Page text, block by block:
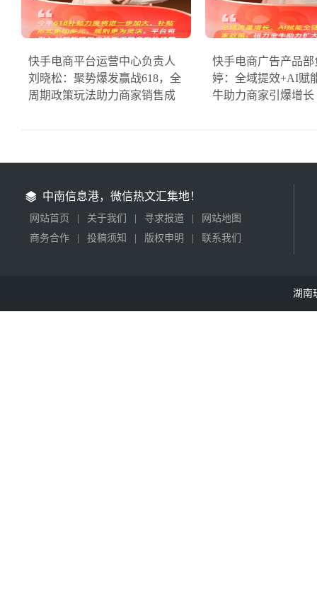
快手电商平台运营中心负责人
刘晓松：聚势爆发赢战618，全
周期政策玩法助力商家销售成
快手电商广告产品部
婷：全域提效+AI赋
牛助力商家引爆增长
中南信息港，微信热文汇集地！
网站首页 关于我们 寻求报道
网站地图
商务合作
投稿须知 版权申明 联系我们
湖南